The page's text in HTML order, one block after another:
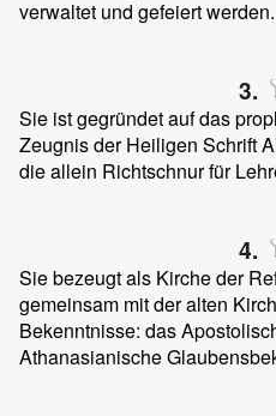
verwaltet und gefeiert werden.
3.
Sie ist gegründet auf das
Zeugnis der Heiligen Schrift
die allein Richtschnur für
4.
Sie bezeugt als Kirche der
gemeinsam mit der alten
Bekenntnisse: das
Athanasianische